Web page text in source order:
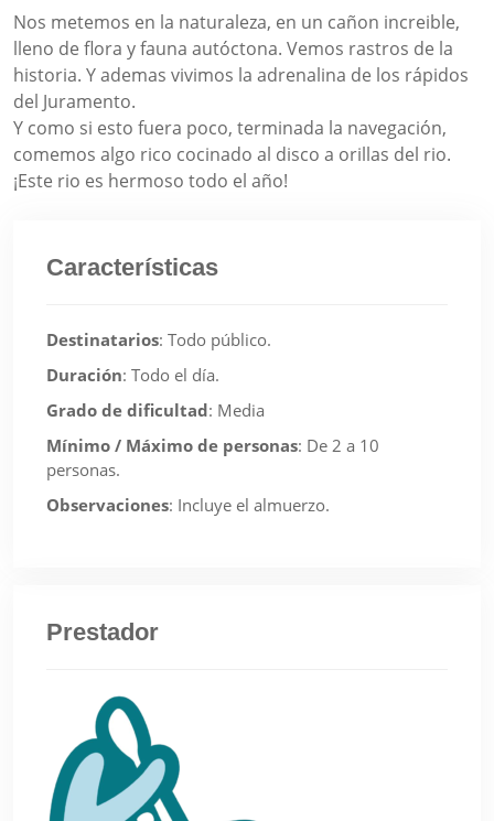
Nos metemos en la naturaleza, en un cañon increible,
lleno de flora y fauna autóctona. Vemos rastros de la
historia. Y ademas vivimos la adrenalina de los rápidos
del Juramento.
Y como si esto fuera poco, terminada la navegación,
comemos algo rico cocinado al disco a orillas del rio.
¡Este rio es hermoso todo el año!
Características
Destinatarios: Todo público.
Duración: Todo el día.
Grado de dificultad: Media
Mínimo / Máximo de personas: De 2 a 10
personas.
Observaciones: Incluye el almuerzo.
Prestador